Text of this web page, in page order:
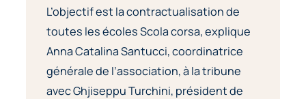
L’objectif est la contractualisation de
toutes les écoles Scola corsa, explique
Anna Catalina Santucci, coordinatrice
générale de l’association, à la tribune
avec Ghjiseppu Turchini, président de